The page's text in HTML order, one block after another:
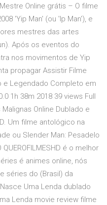
Online grátis – O filme
'Yip Man' (ou 'Ip Man'), e
mestres das artes
Após os eventos do
nos movimentos de Yip
propagar Assistir Filme
e Legendado Completo em
1h 38m 2018 39 views Full
Online Dublado e
Um filme antológico na
ou Slender Man: Pesadelo
é o melhor
é animes online, nós
séries do (Brasil) da
Uma Lenda dublado
Lenda movie review filme